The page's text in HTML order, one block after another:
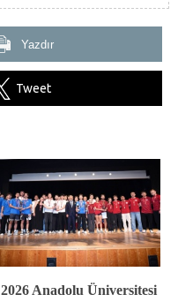
Yazdır
Tweet
2026 Anadolu Üniversitesi